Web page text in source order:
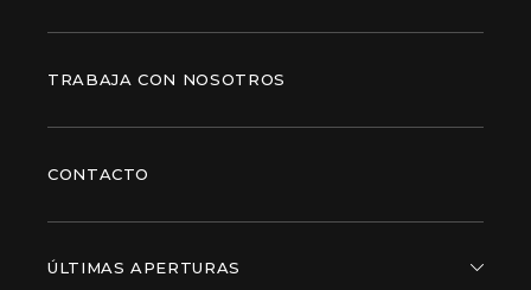
TRABAJA CON NOSOTROS
CONTACTO
ÚLTIMAS APERTURAS